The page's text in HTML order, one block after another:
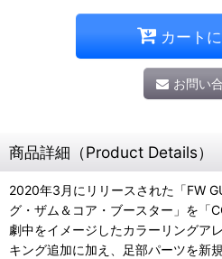
カート
お問い
商品詳細（Product Details）
2020年3月にリリースされた「FW
グ・ザム＆コア・ブースター」を「
劇中をイメージしたカラーリングア
キング追加に加え、足部パーツを新規